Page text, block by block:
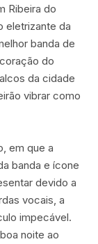
Ribeira do
eletrizante da
banda de
do
da cidade
vibrar como
em que a
banda e ícone
devido a
vocais, a
impecável.
noite ao